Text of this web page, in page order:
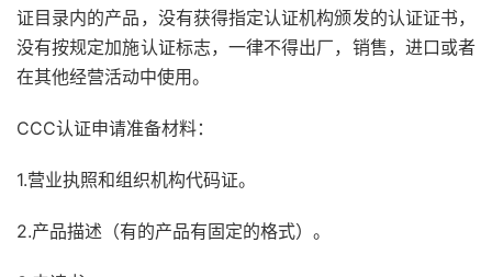
证目录内的产品，没有获得指定认证机构颁发的认证证书，
没有按规定加施认证标志，一律不得出厂，销售，进口或者
在其他经营活动中使用。
CCC认证申请准备材料：
1.营业执照和组织机构代码证。
2.产品描述（有的产品有固定的格式）。